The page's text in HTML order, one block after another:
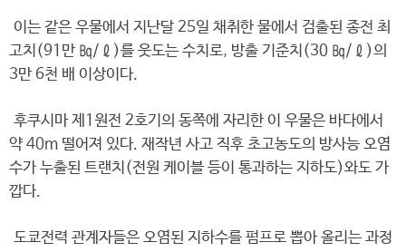
이는 같은 우물에서 지난달 25일 채취한 물에서 검출된 종전 최
고치(91만 ㏃/ℓ)를 웃도는 수치로, 방출 기준치(30 ㏃/ℓ)의
3만 6천 배 이상이다.
후쿠시마 제1원전 2호기의 동쪽에 자리한 이 우물은 바다에서
약 40m 떨어져 있다. 재작년 사고 직후 초고농도의 방사능 오염
수가 누출된 트랜치(전원 케이블 등이 통과하는 지하도)와도 가
깝다.
도쿄전력 관계자들은 오염된 지하수를 펌프로 뽑아 올리는 과정